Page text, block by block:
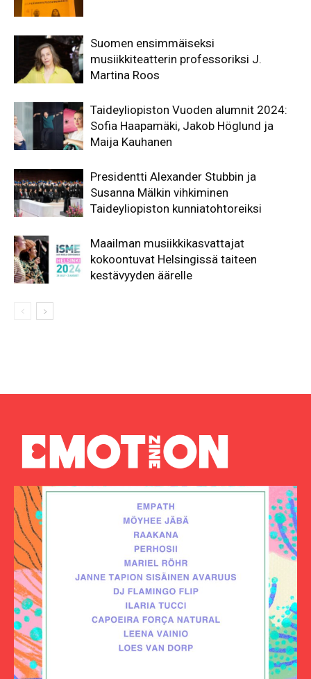
Suomen ensimmäiseksi
musiikkiteatterin professoriksi J.
Martina Roos
Taideyliopiston Vuoden alumnit 2024:
Sofia Haapamäki, Jakob Höglund ja
Maija Kauhanen
Presidentti Alexander Stubbin ja
Susanna Mälkin vihkiminen
Taideyliopiston kunniatohtoreiksi
Maailman musiikkikasvattajat
kokoontuvat Helsingissä taiteen
kestävyyden äärelle